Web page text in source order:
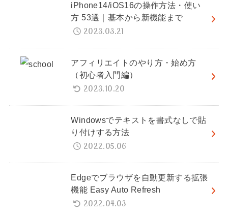
iPhone14/iOS16の操作方法・使い
方 53選｜基本から新機能まで
2023.03.21
アフィリエイトのやり方・始め方
（初心者入門編）
2023.10.20
Windowsでテキストを書式なしで貼
り付けする方法
2022.05.06
Edgeでブラウザを自動更新する拡張
機能 Easy Auto Refresh
2022.04.03